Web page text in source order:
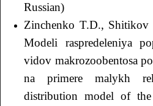
Russian)
Zinchenko T.D.,
Modeli raspredeleniya
vidov makrozoobentosa
na primere malykh
distribution model of